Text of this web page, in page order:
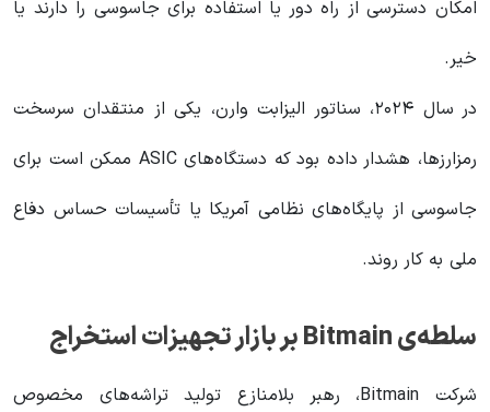
امکان دسترسی از راه دور یا استفاده برای جاسوسی را دارند یا
خیر.
در سال ۲۰۲۴، سناتور الیزابت وارن، یکی از منتقدان سرسخت
رمزارزها، هشدار داده بود که دستگاه‌های ASIC ممکن است برای
جاسوسی از پایگاه‌های نظامی آمریکا یا تأسیسات حساس دفاع
ملی به کار روند.
سلطه‌ی Bitmain بر بازار تجهیزات استخراج
شرکت Bitmain، رهبر بلامنازع تولید تراشه‌های مخصوص